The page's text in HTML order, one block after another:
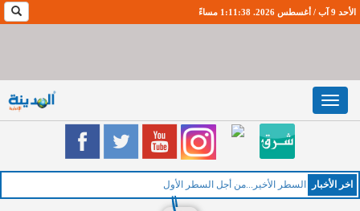
الأحد 9 آب / أغسطس 2026. 1:11:39 مساءً
Toggle
navigation
اخر اﻷخبار